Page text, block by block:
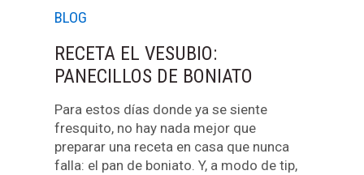
BLOG
RECETA EL VESUBIO:
PANECILLOS DE BONIATO
Para estos días donde ya se siente
fresquito, no hay nada mejor que
preparar una receta en casa que nunca
falla: el pan de boniato. Y, a modo de tip,